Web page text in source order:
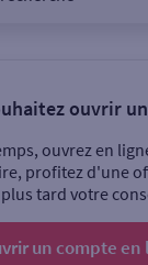
votre recherche
le samedi
ouvrir
ouvrez en
profitez d'une
tard votre
un compte en